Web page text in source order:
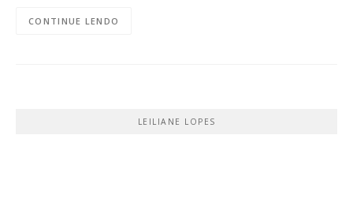
CONTINUE LENDO
LEILIANE LOPES